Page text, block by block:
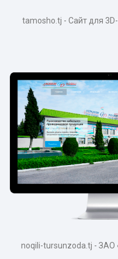
tamosho.tj - Сайт для
noqili-tursunzoda.tj - ЗАО